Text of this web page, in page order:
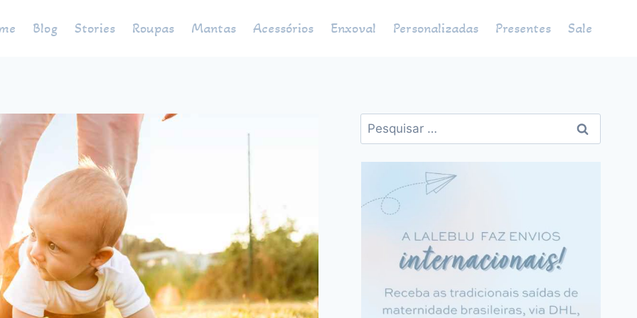
Blog Stories Roupas Mantas Acessórios Enxoval Personalizadas Presentes Sale
Pesquisar
por: